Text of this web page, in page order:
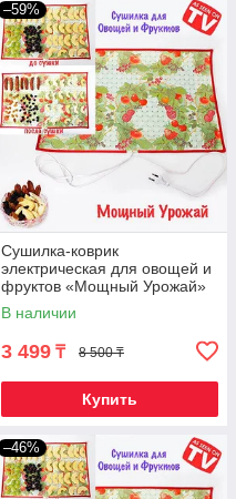
–59%
Сушилка-коврик
электрическая для овощей и
фруктов «Мощный Урожай»
(55 х 33 см)
В наличии
3 499 ₸ 8 500 ₸
Купить
–46%